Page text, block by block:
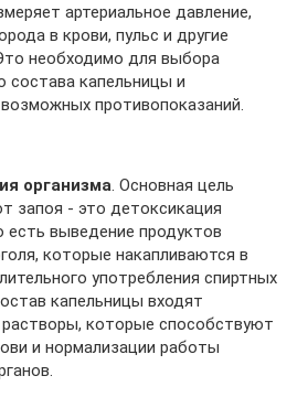
артериальное давление,
в крови, пульс и другие
необходимо для выбора
состава капельницы и
противопоказаний.
организма . Основная цель
запоя - это детоксикация
есть выведение продуктов
которые накапливаются в
употребления спиртных
капельницы входят
которые способствуют
и нормализации работы